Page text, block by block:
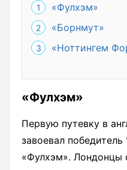
«Фулхэм»
«Борнмут»
«Ноттингем
«Фулхэм»
Первую путевку в
завоевал
«Фулхэм». Лондонцы